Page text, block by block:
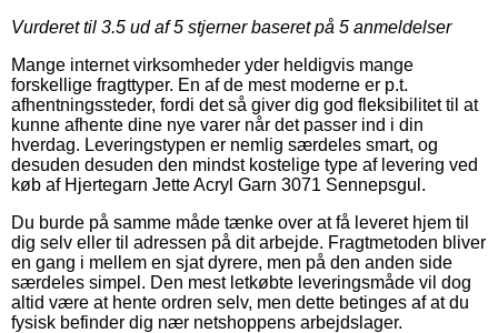
Vurderet til 3.5 ud af 5 stjerner baseret på 5 anmeldelser
Mange internet virksomheder yder heldigvis mange
forskellige fragttyper. En af de mest moderne er p.t.
afhentningssteder, fordi det så giver dig god fleksibilitet til at
kunne afhente dine nye varer når det passer ind i din
hverdag. Leveringstypen er nemlig særdeles smart, og
desuden desuden den mindst kostelige type af levering ved
køb af Hjertegarn Jette Acryl Garn 3071 Sennepsgul.
Du burde på samme måde tænke over at få leveret hjem til
dig selv eller til adressen på dit arbejde. Fragtmetoden bliver
en gang i mellem en sjat dyrere, men på den anden side
særdeles simpel. Den mest letkøbte leveringsmåde vil dog
altid være at hente ordren selv, men dette betinges af at du
fysisk befinder dig nær netshoppens arbejdslager.